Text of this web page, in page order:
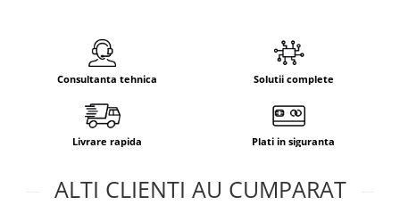
Consultanta tehnica Solutii complete
Livrare rapida Plati in siguranta
ALTI CLIENTI AU CUMPARAT